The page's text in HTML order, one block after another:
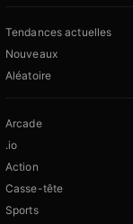
Tendances actuelles
Nouveaux
Aléatoire
Arcade
.io
Action
Casse-tête
Sports